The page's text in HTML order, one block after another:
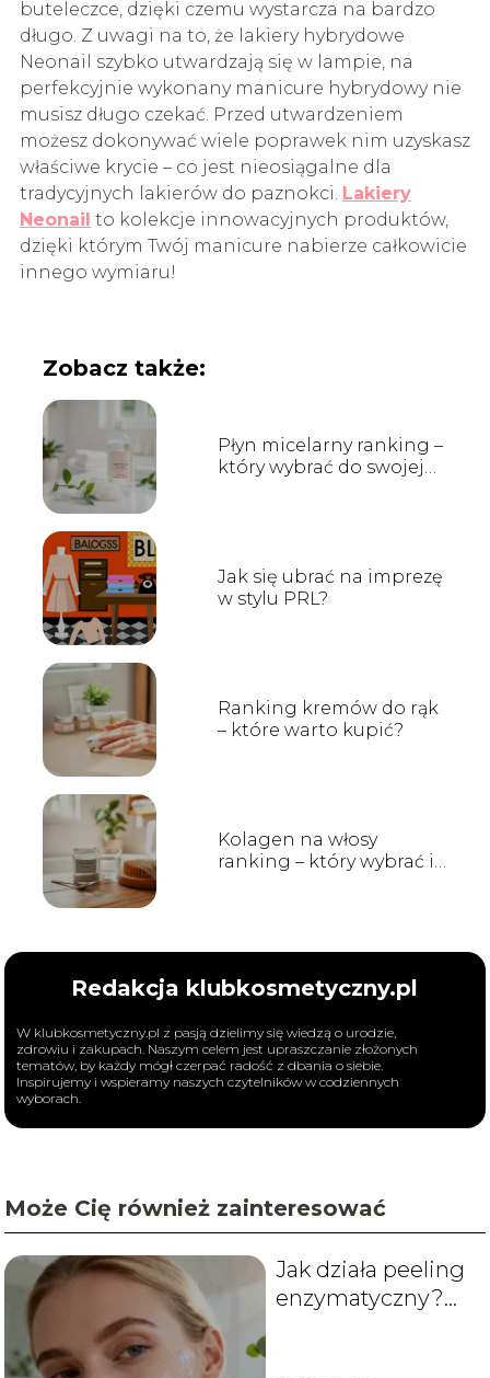
buteleczce, dzięki czemu wystarcza na bardzo
długo. Z uwagi na to, że lakiery hybrydowe
Neonail szybko utwardzają się w lampie, na
perfekcyjnie wykonany manicure hybrydowy nie
musisz długo czekać. Przed utwardzeniem
możesz dokonywać wiele poprawek nim uzyskasz
właściwe krycie – co jest nieosiągalne dla
tradycyjnych lakierów do paznokci. Lakiery
Neonail to kolekcje innowacyjnych produktów,
dzięki którym Twój manicure nabierze całkowicie
innego wymiaru!
Zobacz także:
Płyn micelarny ranking –
który wybrać do swojej
Jak się ubrać na imprezę
w stylu PRL?
Ranking kremów do rąk
– które warto kupić?
Kolagen na włosy
ranking – który wybrać i
Redakcja klubkosmetyczny.pl
W klubkosmetyczny.pl z pasją dzielimy się wiedzą o urodzie,
zdrowiu i zakupach. Naszym celem jest upraszczanie złożonych
tematów, by każdy mógł czerpać radość z dbania o siebie.
Inspirujemy i wspieramy naszych czytelników w codziennych
wyborach.
Może Cię również zainteresować
Jak działa peeling
enzymatyczny?